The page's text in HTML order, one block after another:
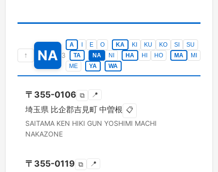
↑ NA 3
A E O KA KI KU KO SI
SU
TA
NA NI HA HI HO MA
MI
ME
YA WA
〒 355-0106 ⧉ 📍
埼玉県 比企郡吉見町 中曽根 📋
SAITAMA KEN HIKI GUN YOSHIMI MACHI
NAKAZONE
〒 355-0119 ⧉ 📍